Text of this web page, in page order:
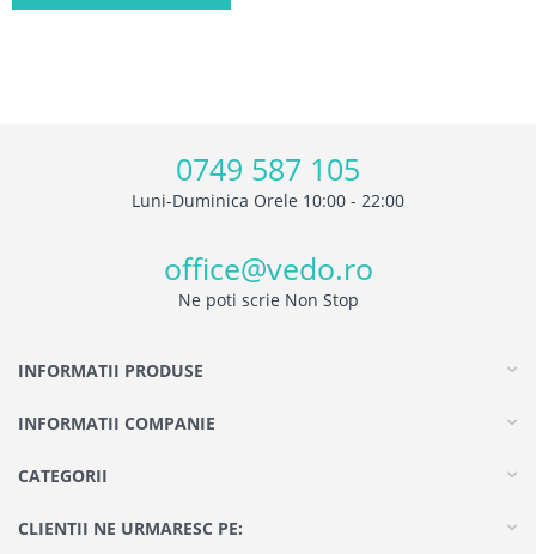
0749 587 105
Luni-Duminica Orele 10:00 - 22:00
office@vedo.ro
Ne poti scrie Non Stop
INFORMATII PRODUSE
INFORMATII COMPANIE
CATEGORII
CLIENTII NE URMARESC PE: